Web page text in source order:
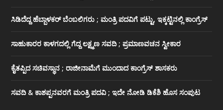
ಸಿಡಿದೆದ್ದ ಹೆಬ್ಬಾಳಕರ್ ಬೆಂಬಲಿಗರು ; ಮಂತ್ರಿ ಪದವಿಗೆ ‌ಪಟ್ಟು, ಇಕ್ಕಟ್ಟಿನಲ್ಲಿ ಕಾಂಗ್ರೆಸ್
ಸಾಹುಕಾರರ ಕಾಳಗದಲ್ಲಿ ಗೆದ್ದ ಲಕ್ಷ್ಮಣ ಸವದಿ ; ಪ್ರಮಾಣವಚನ ಸ್ವೀಕಾರ
ಕೈತಪ್ಪಿದ ಸಚಿವಸ್ಥಾನ ; ರಾಜೀನಾಮೆಗೆ ಮುಂದಾದ ಕಾಂಗ್ರೆಸ್ ‌ಶಾಸಕರು
ಸವದಿ & ಕಾಶಪ್ಪನವರಗೆ ಮಂತ್ರಿ ಪದವಿ ; ಇದೇ ನೋಡಿ‌ ಡಿಕೆಶಿ ಹೊಸ ಸಂಪುಟ